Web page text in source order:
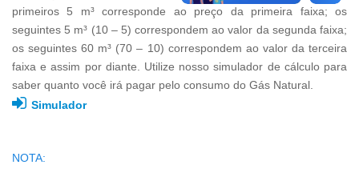
primeiros 5 m³ corresponde ao preço da primeira faixa; os
seguintes 5 m³ (10 – 5) correspondem ao valor da segunda faixa;
os seguintes 60 m³ (70 – 10) correspondem ao valor da terceira
faixa e assim por diante. Utilize nosso simulador de cálculo para
saber quanto você irá pagar pelo consumo do Gás Natural.
Simulador
NOTA: